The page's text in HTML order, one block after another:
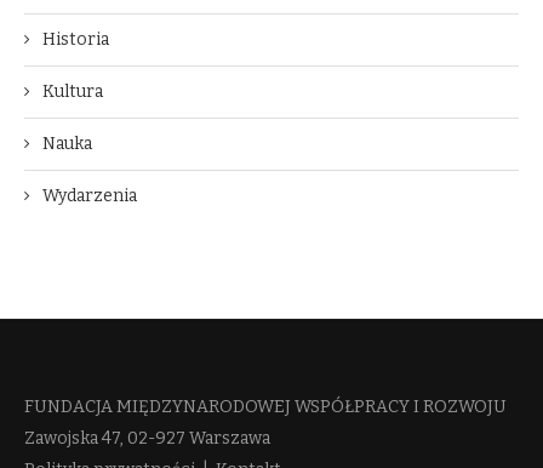
Historia
Kultura
Nauka
Wydarzenia
FUNDACJA MIĘDZYNARODOWEJ WSPÓŁPRACY I ROZWOJU​
Zawojska 47, 02-927 Warszawa